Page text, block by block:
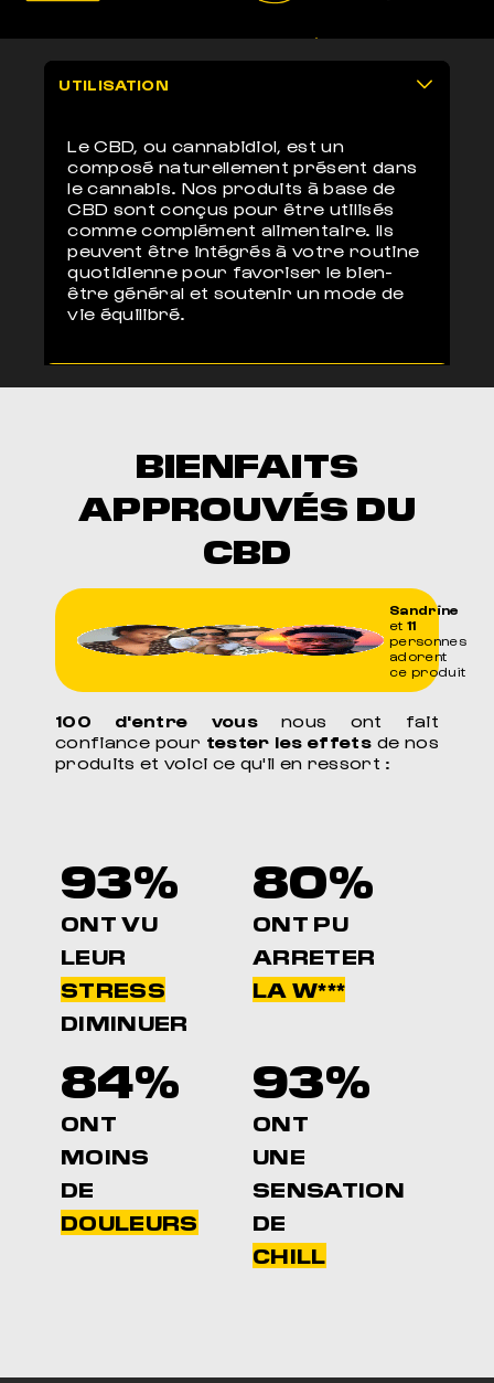
Non addictif
anonyme 2-3j
UTILISATION
Le CBD, ou cannabidiol, est un
composé naturellement présent dans
le cannabis. Nos produits à base de
CBD sont conçus pour être utilisés
comme complément alimentaire. Ils
peuvent être intégrés à votre routine
quotidienne pour favoriser le bien-
être général et soutenir un mode de
vie équilibré.
BIENFAITS
APPROUVÉS DU
CBD
Sandrine
et 11
personnes
adorent
ce produit
100 d'entre vousnous ont fait
confiance pour tester les effets de nos
produits et voici ce qu'il en ressort :
93%
ONT VU
LEUR
STRESS
DIMINUER
80%
ONT PU
ARRETER
LA W***
84%
ONT
MOINS
DE
DOULEURS
93%
ONT
UNE
SENSATION
DE
CHILL